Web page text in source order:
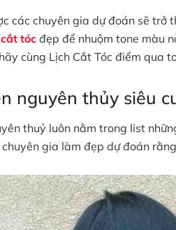
các chuyên gia dự đoán sẽ trở
tócđẹp để nhuộm tone màu
cùng Lịch Cắt Tóc điểm qua
nguyên thủy siêu
thuỷ luôn nằm trong list
gia làm đẹp dự đoán